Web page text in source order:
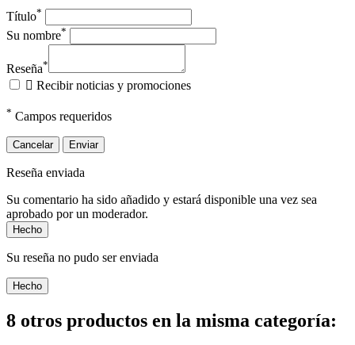
Título*
Su nombre*
Reseña*
 Recibir noticias y promociones
* Campos requeridos
Cancelar Enviar
Reseña enviada
Su comentario ha sido añadido y estará disponible una vez sea
aprobado por un moderador.
Hecho
Su reseña no pudo ser enviada
Hecho
8 otros productos en la misma categoría: